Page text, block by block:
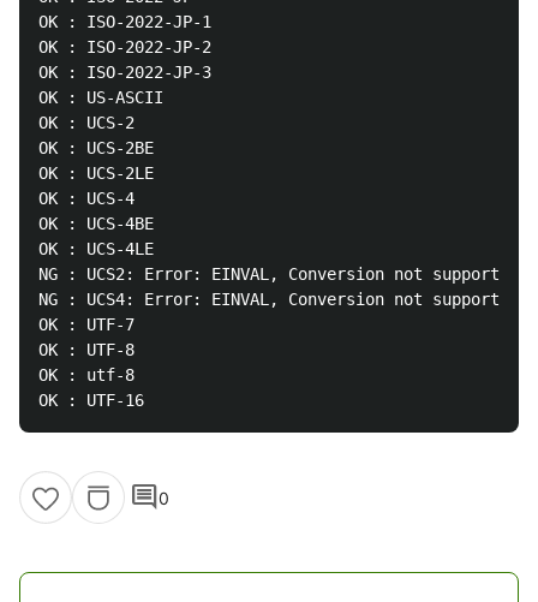
OK : ISO-2022-JP-1
OK : ISO-2022-JP-2
OK : ISO-2022-JP-3
OK : US-ASCII
OK : UCS-2
OK : UCS-2BE
OK : UCS-2LE
OK : UCS-4
OK : UCS-4BE
OK : UCS-4LE
NG : UCS2: Error: EINVAL, Conversion not supported.
NG : UCS4: Error: EINVAL, Conversion not supported.
OK : UTF-7
OK : UTF-8
OK : utf-8
comment0